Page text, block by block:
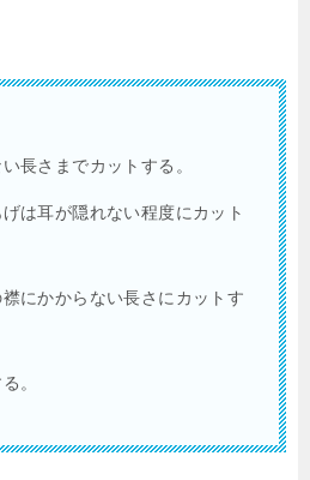
長さまでカットする。
は耳が隠れない程度にカット
にかからない長さにカットす
。